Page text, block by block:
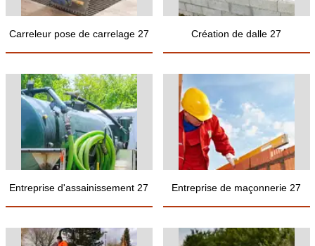
Carreleur pose de carrelage 27 Création de dalle 27
Entreprise d'assainissement 27 Entreprise de maçonnerie 27